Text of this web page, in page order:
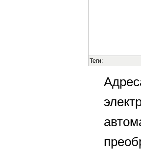
Теги: